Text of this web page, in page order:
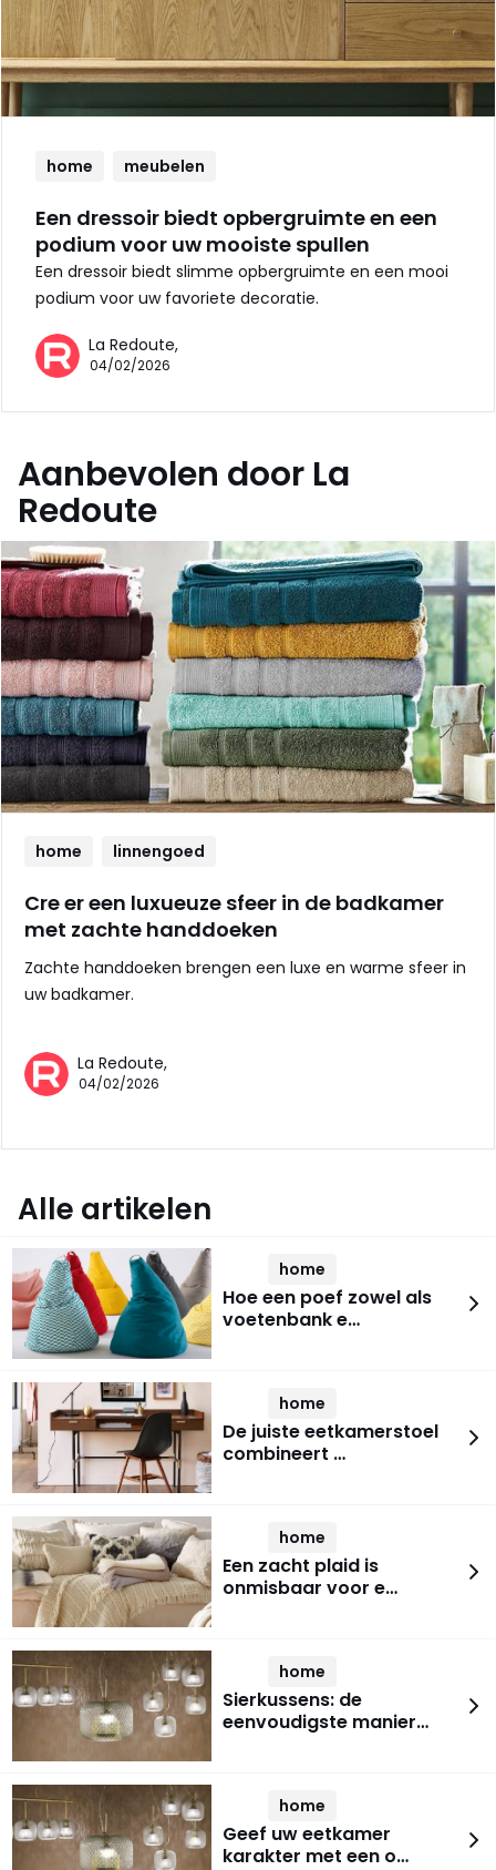
home meubelen
Een dressoir biedt opbergruimte en een
podium voor uw mooiste spullen
Een dressoir biedt slimme opbergruimte en een mooi
podium voor uw favoriete decoratie.
La Redoute,
04/02/2026
Aanbevolen door La
Redoute
home linnengoed
Cre er een luxueuze sfeer in de badkamer
met zachte handdoeken
Zachte handdoeken brengen een luxe en warme sfeer in
uw badkamer.
La Redoute,
04/02/2026
Alle artikelen
home
Hoe een poef zowel als
voetenbank e…
home
De juiste eetkamerstoel
combineert …
home
Een zacht plaid is
onmisbaar voor e…
home
Sierkussens: de
eenvoudigste manier…
home
Geef uw eetkamer
karakter met een o…